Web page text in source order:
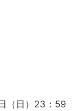
（日）23：59